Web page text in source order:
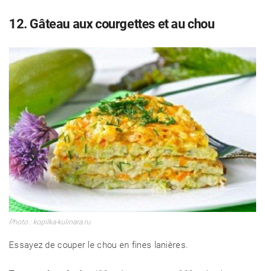
12. Gâteau aux courgettes et au chou
Photo : kopilka-kulinara.ru
Essayez de couper le chou en fines lanières.